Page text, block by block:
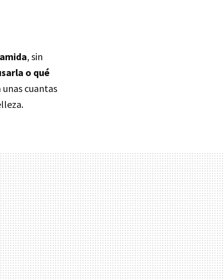
, sin
o qué
cuantas